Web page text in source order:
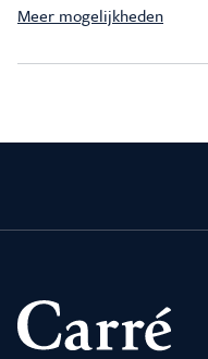
Meer mogelijkheden